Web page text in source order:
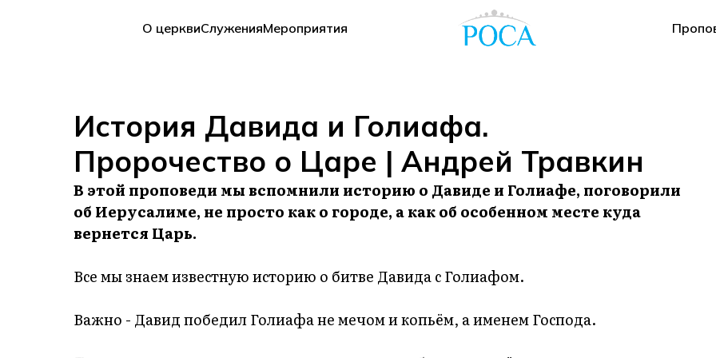
О церквиСлуженияМероприятия
История Давида и Голиафа.
Пророчество о Царе | Андрей Травкин
В этой проповеди мы вспомнили историю о Давиде и Голиафе, поговорили
об Иерусалиме, не просто как о городе, а как об особенном месте куда
вернется Царь.
Все мы знаем известную историю о битве Давида с Голиафом.
Важно - Давид победил Голиафа не мечом и копьём, а именем Господа.